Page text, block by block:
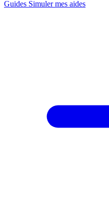
Guides Simuler mes aides